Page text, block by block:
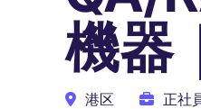
機器
港区 正社